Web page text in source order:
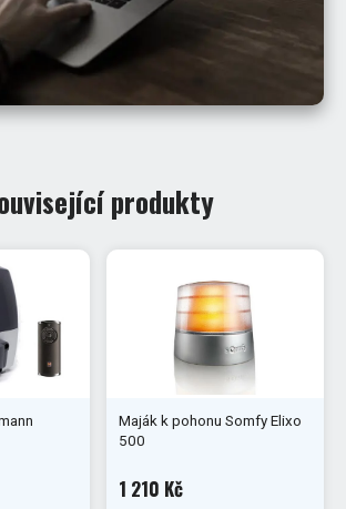
produkty
Maják k pohonu Somfy Elixo
500
1 210 Kč